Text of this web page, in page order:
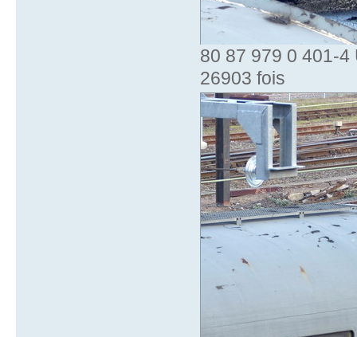
80 87 979 0 401-4
26903 fois